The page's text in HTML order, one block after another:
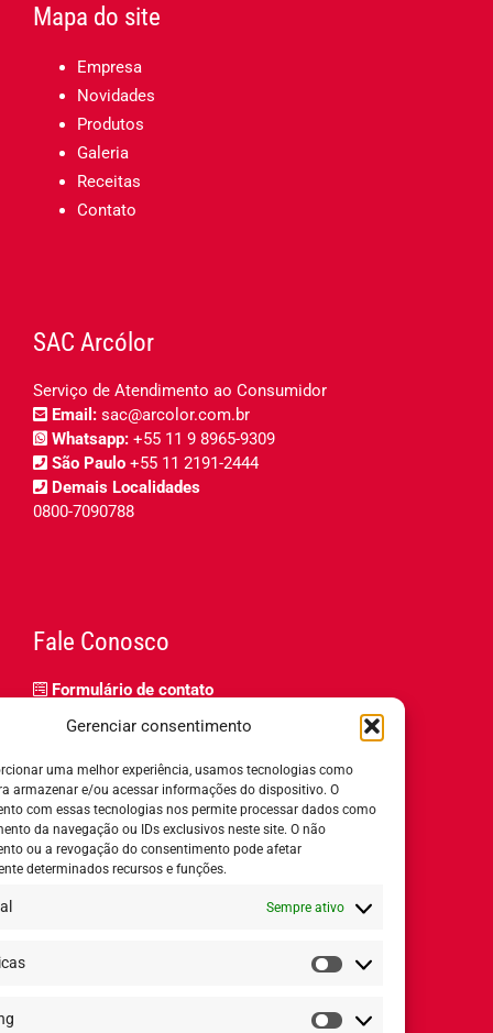
Gerenciar consentimento
uma melhor experiência, usamos tecnologias como
armazenar e/ou acessar informações do dispositivo. O
com essas tecnologias nos permite processar dados como
da navegação ou IDs exclusivos neste site. O não
ou a revogação do consentimento pode afetar
determinados recursos e funções.
Sempre ativo
Estatísticas
Mapa do site
Empresa
Novidades
Produtos
Galeria
Receitas
Contato
SAC Arcólor
Serviço de Atendimento ao Consumidor
Email: sac@arcolor.com.br
Whatsapp: +55 11 9 8965-9309
São Paulo +55 11 2191-2444
Demais Localidades
0800-7090788
Fale Conosco
Formulário de contato
Relatório de igualdade salarial
Horário de Atendimento:
8h ás 18h